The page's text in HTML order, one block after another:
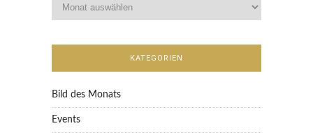
KATEGORIEN
Bild des Monats
Events